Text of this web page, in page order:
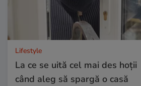
Lifestyle
La ce se uită cel mai des hoții
când aleg să spargă o casă